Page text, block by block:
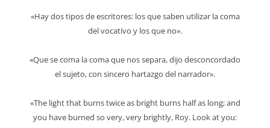
«Hay dos tipos de escritores: los que saben utilizar la coma
del vocativo y los que no».
«Que se coma la coma que nos separa, dijo desconcordado
el sujeto, con sincero hartazgo del narrador».
«The light that burns twice as bright burns half as long; and
you have burned so very, very brightly, Roy. Look at you: